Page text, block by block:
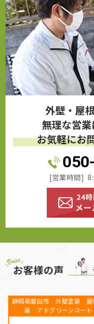
外壁・屋
無理な営業
お気軽にお
[営業時間]
市 外壁塗装、屋根塗
ミアムシリコン
ベラ
工